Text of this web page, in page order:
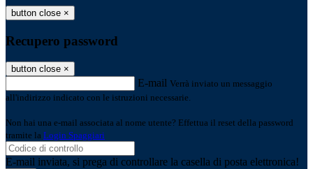
button close ×
Recupero password
button close ×
E-mail Verrà inviato un messaggio
all'indirizzo indicato con le istruzioni necessarie.
Non hai una e-mail associata al nome utente? Effettua il reset della password
tramite la Login Spaggiari
E-mail inviata, si prega di controllare la casella di posta elettronica!